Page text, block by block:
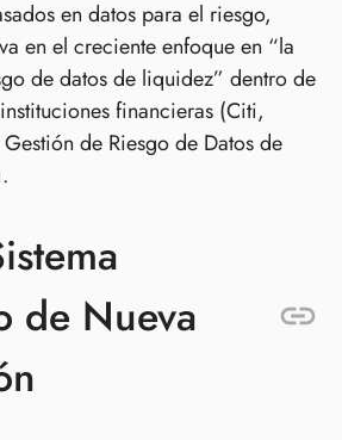
en datos para el riesgo,
en el creciente enfoque en “la
de datos de liquidez” dentro de
financieras (Citi,
de Riesgo de Datos de
de Nueva